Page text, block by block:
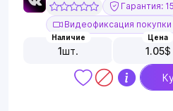
Гарантия:
Видеофиксация покупки
Наличие
1шт.
Цена
1.05$